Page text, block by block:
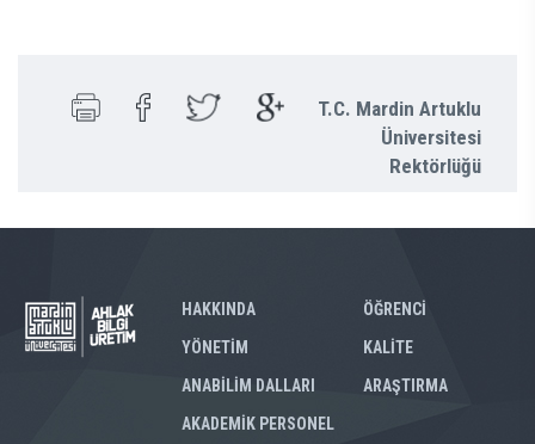
T.C. Mardin Artuklu
Üniversitesi
Rektörlüğü
HAKKINDA
YÖNETİM
ANABİLİM DALLARI
ÖĞRENCİ
KALİTE
ARAŞTIRMA
AKADEMİK PERSONEL